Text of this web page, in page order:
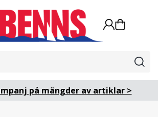
på mängder av artiklar >